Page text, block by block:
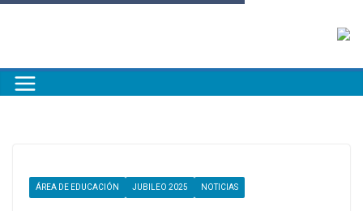
ÁREA DE EDUCACIÓN JUBILEO 2025 NOTICIAS